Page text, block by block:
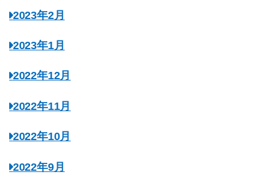
2023年2月
2023年1月
2022年12月
2022年11月
2022年10月
2022年9月